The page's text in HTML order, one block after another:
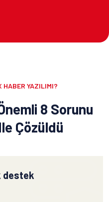
HABER YAZILIMI?
8 Sorunu
Çözüldü
destek